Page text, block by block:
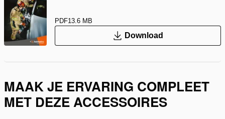
PDF13.6 MB
Download
MAAK JE ERVARING COMPLEET
MET DEZE ACCESSOIRES